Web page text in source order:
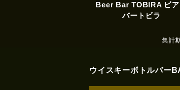
Beer Bar TOBIRA ビ
バートビラ
集計
ウイスキーボトルバー